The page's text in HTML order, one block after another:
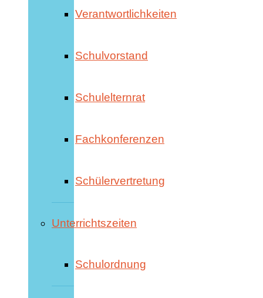
Verantwortlichkeiten
Schulvorstand
Schulelternrat
Fachkonferenzen
Schülervertretung
Unterrichtszeiten
Schulordnung